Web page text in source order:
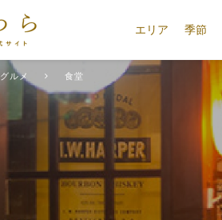
エリア 季節
グルメ 食堂